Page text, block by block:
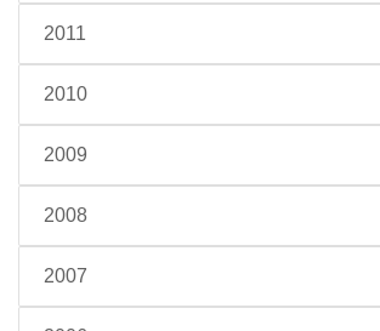
2011
2010
2009
2008
2007